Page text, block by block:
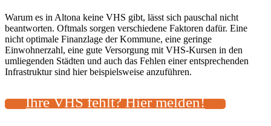
Warum es in Altona keine VHS gibt, lässt sich pauschal nicht
beantworten. Oftmals sorgen verschiedene Faktoren dafür. Eine
nicht optimale Finanzlage der Kommune, eine geringe
Einwohnerzahl, eine gute Versorgung mit VHS-Kursen in den
umliegenden Städten und auch das Fehlen einer entsprechenden
Infrastruktur sind hier beispielsweise anzuführen.
Ihre VHS fehlt? Hier melden!